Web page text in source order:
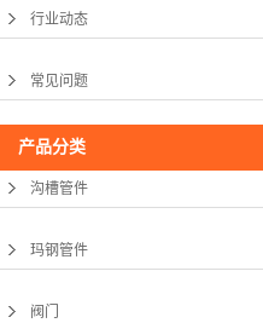
行业动态
常见问题
产品分类
沟槽管件
玛钢管件
阀门